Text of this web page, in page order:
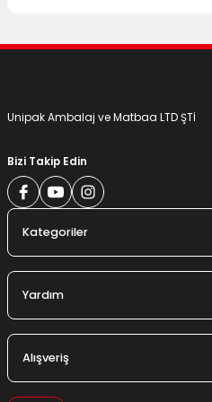
Unipak Ambalaj ve Matbaa LTD ŞTİ
Bizi Takip Edin
Kategoriler
Yardım
Alışveriş